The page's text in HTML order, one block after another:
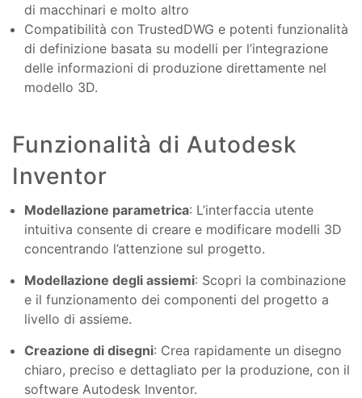
di macchinari e molto altro
Compatibilità con TrustedDWG e potenti funzionalità
di definizione basata su modelli per l’integrazione
delle informazioni di produzione direttamente nel
modello 3D.
Funzionalità di Autodesk
Inventor
Modellazione parametrica: L’interfaccia utente
intuitiva consente di creare e modificare modelli 3D
concentrando l’attenzione sul progetto.
Modellazione degli assiemi: Scopri la combinazione
e il funzionamento dei componenti del progetto a
livello di assieme.
Creazione di disegni: Crea rapidamente un disegno
chiaro, preciso e dettagliato per la produzione, con il
software Autodesk Inventor.